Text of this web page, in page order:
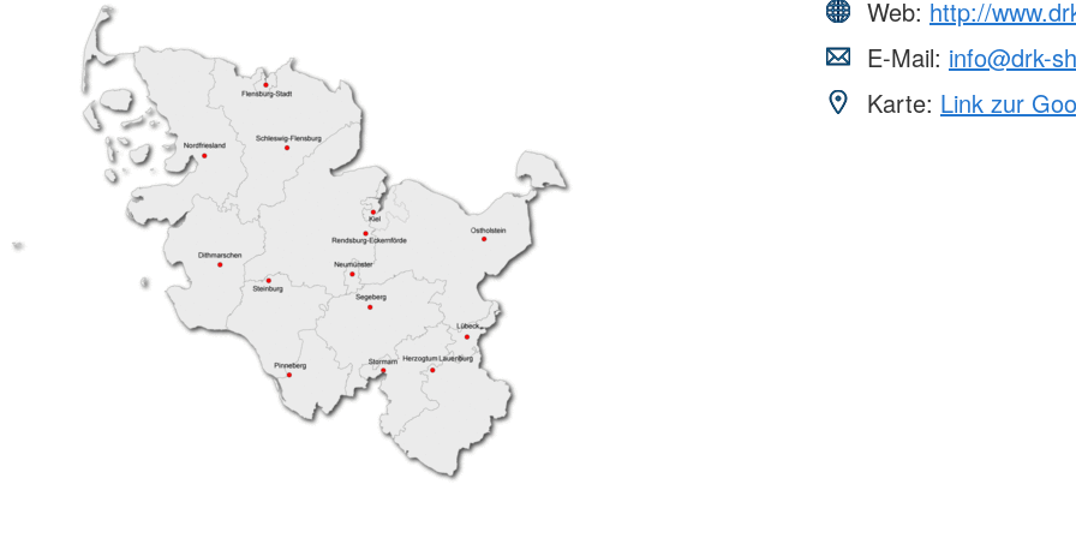
Hauswirtschaftliche Hilfen
Hilfsmittelverleih
Pflegeberatung
Alten-Service-Zentren
Tagespflege
Schulsozialarbeit/Jugendsozialarbeit
Schwangerschaftsberatung
Unterstützungsangebote
psychisch
Weitere
Web: http://
E-Mail: info@drk-
Karte: Link zur